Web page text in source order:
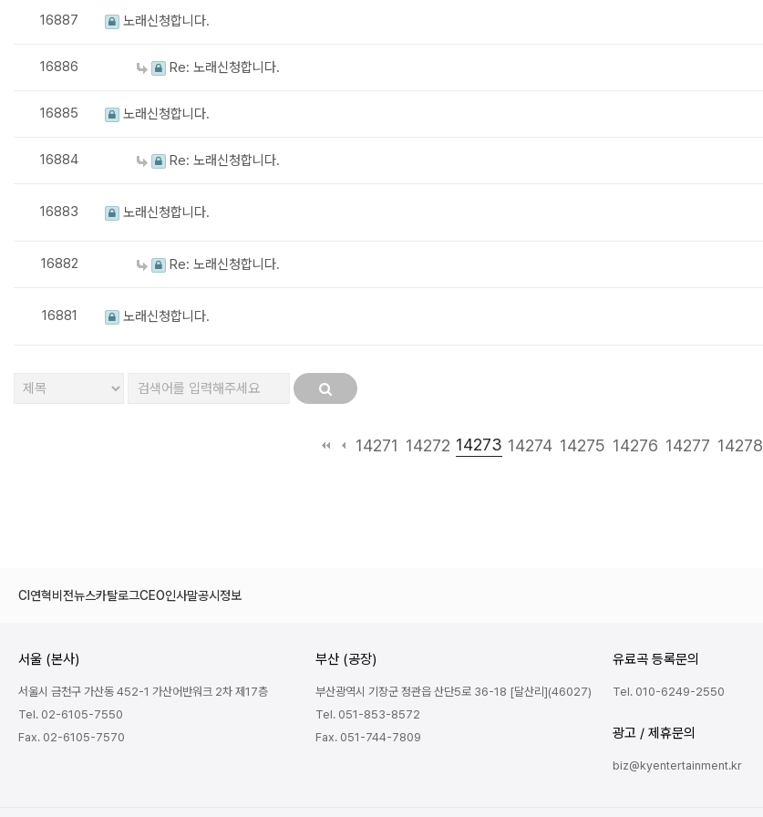
16887 노래신청합니다.
16886 Re: 노래신청합니다.
16885 노래신청합니다.
16884 Re: 노래신청합니다.
16883 노래신청합니다.
16882 Re: 노래신청합니다.
16881 노래신청합니다.
14271 14272 14273 14274 14275 14276 14277 14278
다음맨끝
CI 연혁비전뉴스카탈로그CEO인사말공시정보
서울 (본사)
서울시 금천구 가산동 452-1 가산어반워크 2차 제17층
Tel. 02-6105-7550
Fax. 02-6105-7570
부산 (공장)
부산광역시 기장군 정관읍 산단5로 36-18 [달산리](46027)
Tel. 051-853-8572
Fax. 051-744-7809
유료곡 등록문의
Tel. 010-6249-2550
광고 / 제휴문의
biz@kyentertainment.kr